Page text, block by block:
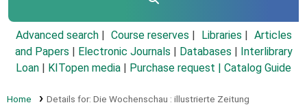
Advanced search Course reserves Libraries
Articles
and Papers
Electronic Journals Databases
Interlibrary
Loan
KITopen media Purchase request | Catalog Guide
Home Details for: Die Wochenschau : illustrierte Zeitung